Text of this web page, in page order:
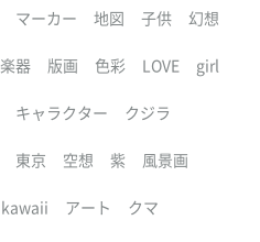
マーカー 地図 子供 幻想
楽器 版画 色彩 LOVE girl
キャラクター クジラ
東京 空想 紫 風景画
kawaii アート クマ